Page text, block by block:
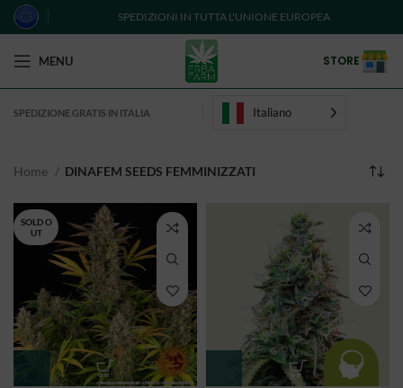
SPEDIZIONI IN TUTTA L'UNIONE EUROPEA
MENU STORE
SPEDIZIONE GRATIS IN ITALIA Italiano
Home DINAFEM SEEDS FEMMINIZZATI
SOLD O
UT